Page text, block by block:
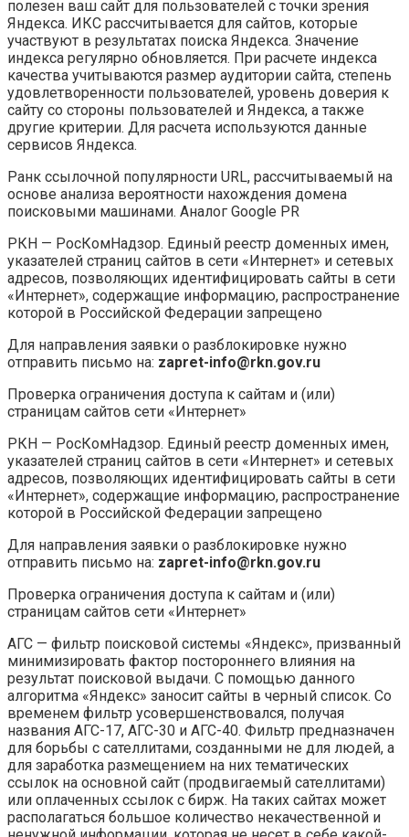
полезен ваш сайт для пользователей с точки зрения
Яндекса. ИКС рассчитывается для сайтов, которые
участвуют в результатах поиска Яндекса. Значение
индекса регулярно обновляется. При расчете индекса
качества учитываются размер аудитории сайта, степень
удовлетворенности пользователей, уровень доверия к
сайту со стороны пользователей и Яндекса, а также
другие критерии. Для расчета используются данные
сервисов Яндекса.
Ранк ссылочной популярности URL, рассчитываемый на
основе анализа вероятности нахождения домена
поисковыми машинами. Аналог Google PR
РКН — РосКомНадзор. Единый реестр доменных имен,
указателей страниц сайтов в сети «Интернет» и сетевых
адресов, позволяющих идентифицировать сайты в сети
«Интернет», содержащие информацию, распространение
которой в Российской Федерации запрещено
Для направления заявки о разблокировке нужно
отправить письмо на: zapret-info@rkn.gov.ru
Проверка ограничения доступа к сайтам и (или)
страницам сайтов сети «Интернет»
РКН — РосКомНадзор. Единый реестр доменных имен,
указателей страниц сайтов в сети «Интернет» и сетевых
адресов, позволяющих идентифицировать сайты в сети
«Интернет», содержащие информацию, распространение
которой в Российской Федерации запрещено
Для направления заявки о разблокировке нужно
отправить письмо на: zapret-info@rkn.gov.ru
Проверка ограничения доступа к сайтам и (или)
страницам сайтов сети «Интернет»
АГС — фильтр поисковой системы «Яндекс», призванный
минимизировать фактор постороннего влияния на
результат поисковой выдачи. С помощью данного
алгоритма «Яндекс» заносит сайты в черный список. Со
временем фильтр усовершенствовался, получая
названия АГС-17, АГС-30 и АГС-40. Фильтр предназначен
для борьбы с сателлитами, созданными не для людей, а
для заработка размещением на них тематических
ссылок на основной сайт (продвигаемый сателлитами)
или оплаченных ссылок с бирж. На таких сайтах может
располагаться большое количество некачественной и